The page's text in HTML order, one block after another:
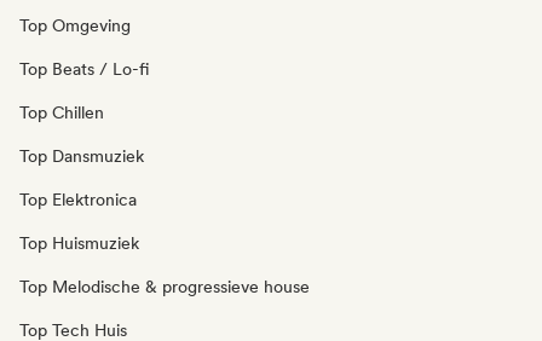
Top Omgeving
Top Beats / Lo-fi
Top Chillen
Top Dansmuziek
Top Elektronica
Top Huismuziek
Top Melodische & progressieve house
Top Tech Huis